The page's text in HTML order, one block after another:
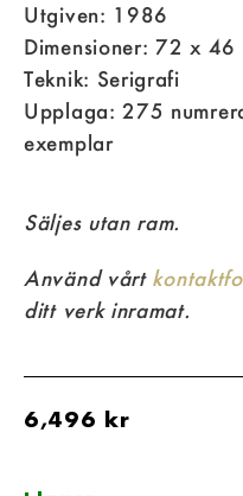
Utgiven: 1986
Dimensioner: 72 x 46
Teknik: Serigrafi
Upplaga: 275
exemplar
Säljes utan ram.
Använd vårt
ditt verk inramat.
6,496 kr